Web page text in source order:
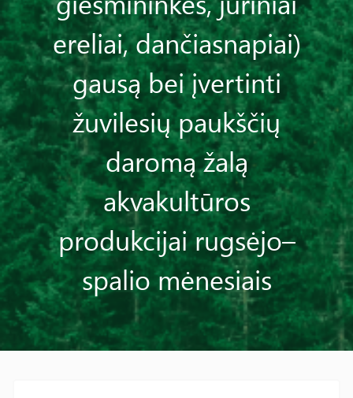
ereliai, dančiasnapiai)
gausą bei įvertinti
žuvilesių paukščių
daromą žalą
akvakultūros
produkcijai rugsėjo–
spalio mėnesiais